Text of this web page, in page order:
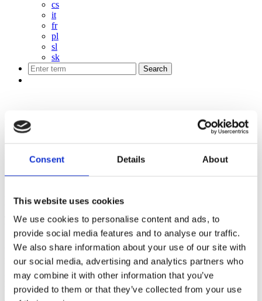
Consent Details About
This website uses cookies
We use cookies to personalise content and ads, to
provide social media features and to analyse our traffic.
We also share information about your use of our site with
our social media, advertising and analytics partners who
may combine it with other information that you’ve
provided to them or that they’ve collected from your use
cs
it
fr
pl
sl
sk
La natura
43.38257142216425, 16.952170483229725
occidentale del monte Biokovo. Incastonata tra l'imponente vetta
Šćirovac
a nord e il belvedere Ovčja Polaa sud, questa località offre
un perfetto mix di natura incontaminata e pace montana.
Perché visitare Bukovac?
A differenza del tipico carso arido del Biokovo, il sentiero verso
Bukovac vi conduce attraverso una fitta vegetazione. Grazie alla
piacevole ombra del bosco, la salita risulta gradevole anche durante i
mesi estivi.
Punto di partenza: